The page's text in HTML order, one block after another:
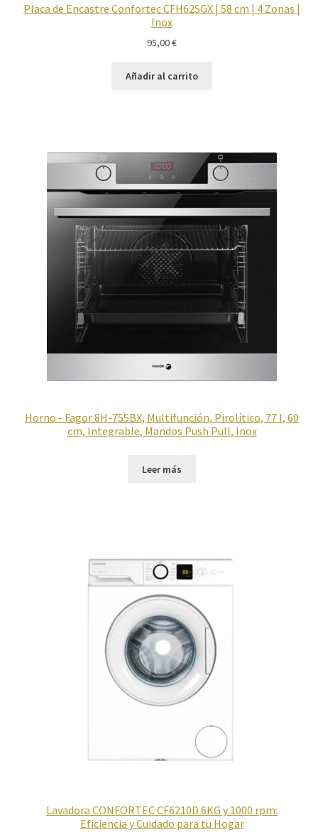
Menaje
Placas de Cocción
Política de privacidad
Preparación de alimentos
Reproductores
Televisión
Tienda
Placa de Encastre Confortec CFH62SGX | 58 cm | 4 Zonas |
Inox
95,00€
Añadir al carrito
Horno - Fagor 8H-755BX, Multifunción, Pirolítico, 77 l, 60
cm, Integrable, Mandos Push Pull, Inox
Leer más
Lavadora CONFORTEC CF6210D 6KG y 1000 rpm:
Eficiencia y Cuidado para tu Hogar